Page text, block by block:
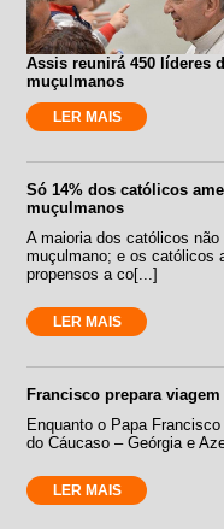
Assis reunirá 450 líderes
muçulmanos
LER MAIS
Só 14% dos católicos
muçulmanos
A maioria dos católicos
muçulmano; e os católicos
propensos a co[...]
LER MAIS
Francisco prepara
Enquanto o Papa
do Cáucaso – Geórgia e
LER MAIS